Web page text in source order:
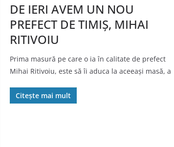
DE IERI AVEM UN NOU
PREFECT DE TIMIŞ, MIHAI
RITIVOIU
Prima masură pe care o ia în calitate de prefect
Mihai Ritivoiu, este să îi aduca la aceeaşi masă, a
Citește mai mult